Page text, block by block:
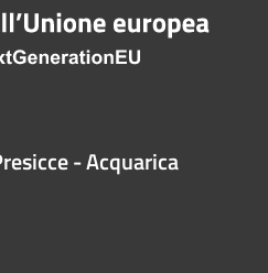
- Acquarica